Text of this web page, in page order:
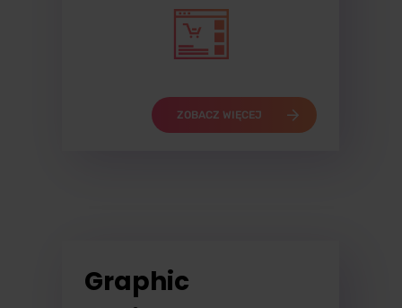
ZOBACZ WIĘCEJ
Graphic